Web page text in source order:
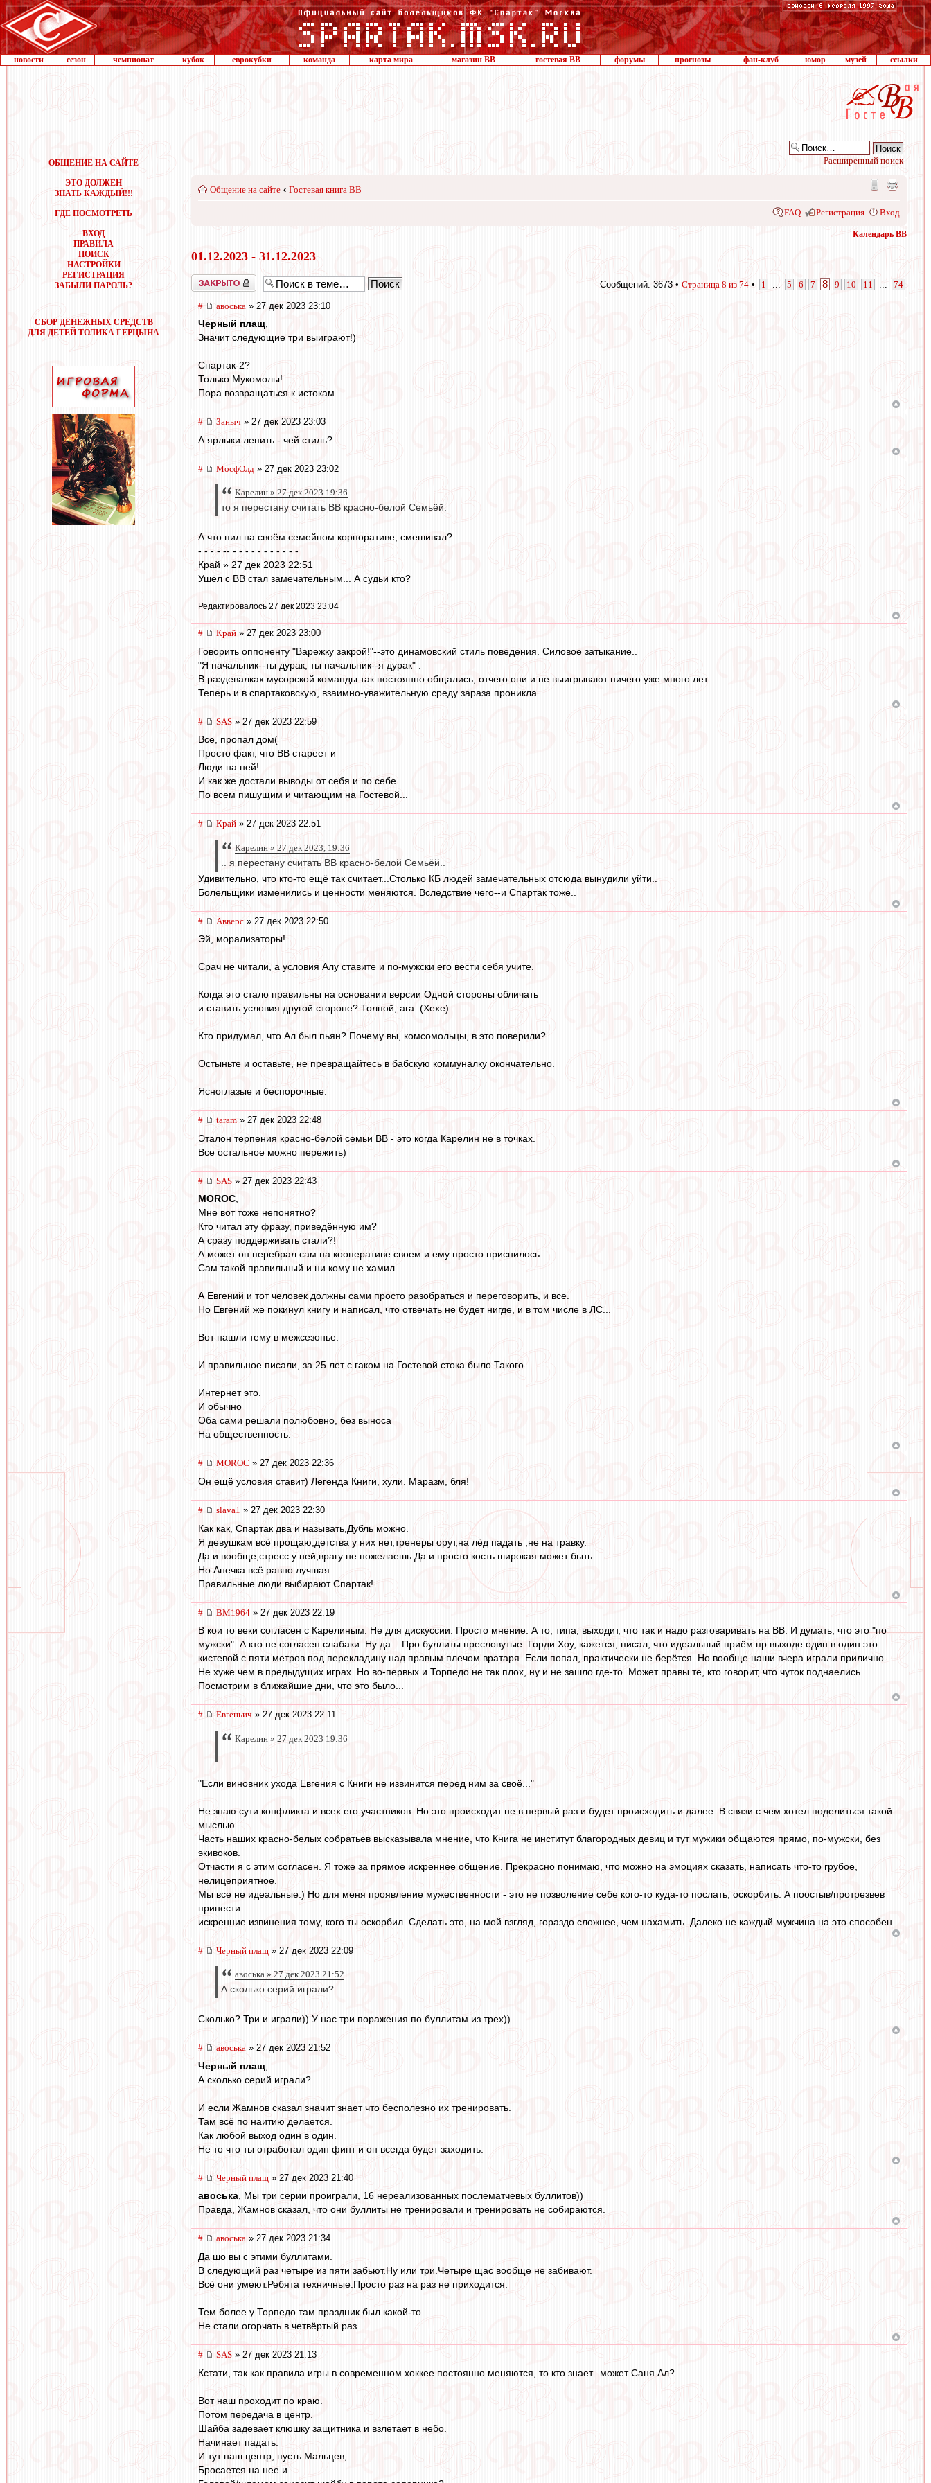
новости сезон чемпионат кубок еврокубки команда карта мира магазин ВВ гостевая ВВ форумы прогнозы фан-клуб юмор музей ссылки
ОБЩЕНИЕ НА САЙТЕ
ЭТО ДОЛЖЕН
ЗНАТЬ КАЖДЫЙ!!!
ГДЕ ПОСМОТРЕТЬ
ВХОД
ПРАВИЛА
ПОИСК
НАСТРОЙКИ
РЕГИСТРАЦИЯ
ЗАБЫЛИ ПАРОЛЬ?
СБОР ДЕНЕЖНЫХ СРЕДСТВ
ДЛЯ ДЕТЕЙ ТОЛИКА ГЕРЦЫНА
Расширенный поиск
Общение на сайте ‹ Гостевая книга ВВ
FAQ Регистрация Вход
Календарь ВВ
01.12.2023 - 31.12.2023
Закрыто Сообщений: 3673 • Страница 8 из 74 • 1 5 6 7 8 9 10 11 74
# авоська » 27 дек 2023 23:10
Черный плащ,
Значит следующие три выиграют!)
Спартак-2?
Только Мукомолы!
Пора возвращаться к истокам.
# Заныч » 27 дек 2023 23:03
А ярлыки лепить - чей стиль?
# МосфОлд » 27 дек 2023 23:02
Карелин » 27 дек 2023 19:36
то я перестану считать ВВ красно-белой Семьёй.
А что пил на своём семейном корпоративе, смешивал?
- - - - -- - - - - - - - - - - -
Край » 27 дек 2023 22:51
Ушёл с ВВ стал замечательным... А судьи кто?
Редактировалось 27 дек 2023 23:04
# Край » 27 дек 2023 23:00
Говорить оппоненту "Варежку закрой!"--это динамовский стиль поведения. Силовое затыкание..
"Я начальник--ты дурак, ты начальник--я дурак" .
В раздевалках мусорской команды так постоянно общались, отчего они и не выигрывают ничего уже много лет.
Теперь и в спартаковскую, взаимно-уважительную среду зараза проникла.
# SAS » 27 дек 2023 22:59
Все, пропал дом(
Просто факт, что ВВ стареет и
Люди на ней!
И как же достали выводы от себя и по себе
По всем пишущим и читающим на Гостевой...
# Край » 27 дек 2023 22:51
Карелин » 27 дек 2023, 19:36
.. я перестану считать ВВ красно-белой Семьёй..
Удивительно, что кто-то ещё так считает...Столько КБ людей замечательных отсюда вынудили уйти..
Болельщики изменились и ценности меняются. Вследствие чего--и Спартак тоже..
# Авверс » 27 дек 2023 22:50
Эй, морализаторы!
Срач не читали, а условия Алу ставите и по-мужски его вести себя учите.
Когда это стало правильны на основании версии Одной стороны обличать
и ставить условия другой стороне? Толпой, ага. (Хехе)
Кто придумал, что Ал был пьян? Почему вы, комсомольцы, в это поверили?
Остыньте и оставьте, не превращайтесь в бабскую коммуналку окончательно.
Ясноглазые и беспорочные.
# taram » 27 дек 2023 22:48
Эталон терпения красно-белой семьи ВВ - это когда Карелин не в точках.
Все остальное можно пережить)
# SAS » 27 дек 2023 22:43
MOROC,
Мне вот тоже непонятно?
Кто читал эту фразу, приведённую им?
А сразу поддерживать стали?!
А может он перебрал сам на кооперативе своем и ему просто приснилось...
Сам такой правильный и ни кому не хамил...
А Евгений и тот человек должны сами просто разобраться и переговорить, и все.
Но Евгений же покинул книгу и написал, что отвечать не будет нигде, и в том числе в ЛС...
Вот нашли тему в межсезонье.
И правильное писали, за 25 лет с гаком на Гостевой стока было Такого ..
Интернет это.
И обычно
Оба сами решали полюбовно, без выноса
На общественность.
# MOROC » 27 дек 2023 22:36
Он ещё условия ставит) Легенда Книги, хули. Маразм, бля!
# slava1 » 27 дек 2023 22:30
Как как, Спартак два и называть,Дубль можно.
Я девушкам всё прощаю,детства у них нет,тренеры орут,на лёд падать ,не на травку.
Да и вообще,стресс у ней,врагу не пожелаешь.Да и просто кость широкая может быть.
Но Анечка всё равно лучшая.
Правильные люди выбирают Спартак!
# BM1964 » 27 дек 2023 22:19
В кои то веки согласен с Карелиным. Не для дискуссии. Просто мнение. А то, типа, выходит, что так и надо разговаривать на ВВ. И думать, что это "по
мужски". А кто не согласен слабаки. Ну да... Про буллиты пресловутые. Горди Хоу, кажется, писал, что идеальный приём пр выходе один в один это
кистевой с пяти метров под перекладину над правым плечом вратаря. Если попал, практически не берётся. Но вообще наши вчера играли прилично.
Не хуже чем в предыдущих играх. Но во-первых и Торпедо не так плох, ну и не зашло где-то. Может правы те, кто говорит, что чуток поднаелись.
Посмотрим в ближайшие дни, что это было...
# Евгеньич » 27 дек 2023 22:11
Карелин » 27 дек 2023 19:36
"Если виновник ухода Евгения с Книги не извинится перед ним за своё..."
Не знаю сути конфликта и всех его участников. Но это происходит не в первый раз и будет происходить и далее. В связи с чем хотел поделиться такой
мыслью.
Часть наших красно-белых собратьев высказывала мнение, что Книга не институт благородных девиц и тут мужики общаются прямо, по-мужски, без
экивоков.
Отчасти я с этим согласен. Я тоже за прямое искреннее общение. Прекрасно понимаю, что можно на эмоциях сказать, написать что-то грубое,
нелицеприятное.
Мы все не идеальные.) Но для меня проявление мужественности - это не позволение себе кого-то куда-то послать, оскорбить. А поостыв/протрезвев
принести
искренние извинения тому, кого ты оскорбил. Сделать это, на мой взгляд, гораздо сложнее, чем нахамить. Далеко не каждый мужчина на это способен.
# Черный плащ » 27 дек 2023 22:09
авоська » 27 дек 2023 21:52
А сколько серий играли?
Сколько? Три и играли)) У нас три поражения по буллитам из трех))
# авоська » 27 дек 2023 21:52
Черный плащ
А сколько серий играли?
И если Жамнов сказал значит знает что бесполезно их тренировать.
Там всё по наитию делается.
Как любой выход один в один.
Не то что ты отработал один финт и он всегда будет заходить.
# Черный плащ » 27 дек 2023 21:40
авоська, Мы три серии проиграли, 16 нереализованных послематчевых буллитов))
Правда, Жамнов сказал, что они буллиты не тренировали и тренировать не собираются.
# авоська » 27 дек 2023 21:34
Да шо вы с этими буллитами.
В следующий раз четыре из пяти забьют.Ну или три.Четыре щас вообще не забивают.
Всё они умеют.Ребята техничные.Просто раз на раз не приходится.
Тем более у Торпедо там праздник был какой-то.
Не стали огорчать в четвёртый раз.
# SAS » 27 дек 2023 21:13
Кстати, так как правила игры в современном хоккее постоянно меняются, то кто знает...может Саня Ал?
Вот наш проходит по краю.
Потом передача в центр.
Шайба задевает клюшку защитника и взлетает в небо.
Начинает падать.
И тут наш центр, пусть Мальцев,
Бросается на нее и